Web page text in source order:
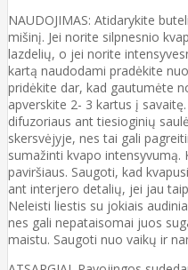
NAUDOJIMAS: Atidarykite
mišinį. Jei norite silpnesnio
lazdelių, o jei norite
kartą naudodami pradėkite
pridėkite dar, kad gautumėte
apverskite 2- 3 kartus į
difuzoriaus ant tiesioginių
skersvėjyje, nes tai gali
sumažinti kvapo
paviršiaus. Saugoti, kad
ant interjero detalių, jei jau
Neleisti liestis su jokiais
nes gali nepataisomai juos
maistu. Saugoti nuo vaikų ir